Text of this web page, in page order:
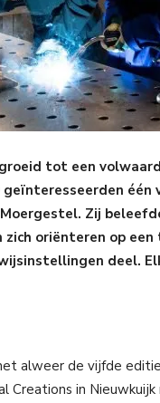
tot een
één
Zij
zich oriënteren op
deel.
alweer de vijfde
in